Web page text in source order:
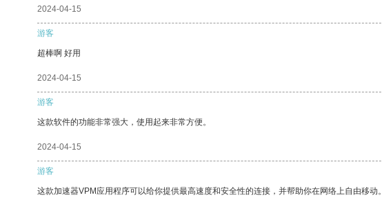
2024-04-15
游客
超棒啊 好用
2024-04-15
游客
这款软件的功能非常强大，使用起来非常方便。
2024-04-15
游客
这款加速器VPM应用程序可以给你提供最高速度和安全性的连接，并帮助你在网络上自由移动。